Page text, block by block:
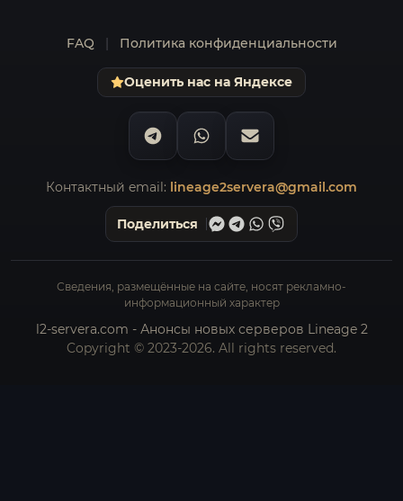
FAQ | Политика конфиденциальности
Оценить нас на Яндексе
Контактный email: lineage2servera@gmail.com
Поделиться
Сведения, размещённые на сайте, носят рекламно-
информационный характер
l2-servera.com - Анонсы новых серверов Lineage 2
Copyright © 2023-2026. All rights reserved.